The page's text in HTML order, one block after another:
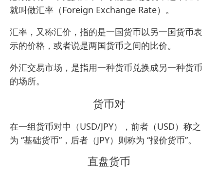
就叫做汇率（Foreign Exchange Rate）。
汇率，又称汇价，指的是一国货币以另一国货币表
示的价格，或者说是两国货币之间的比价。
外汇交易市场，是指用一种货币兑换成另一种货币
的场所。
货币对
在一组货币对中（USD/JPY），前者（USD）称之
为 “基础货币”，后者（JPY）则称为 “报价货币”。
直盘货币